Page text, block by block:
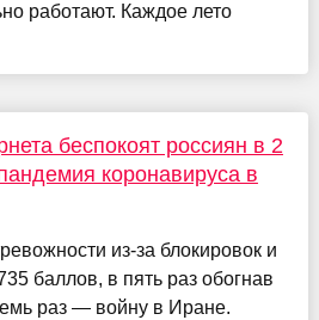
работают. Каждое лето
беспокоят россиян в 2
коронавируса в
из-за блокировок и
баллов, в пять раз обогнав
раз — войну в Иране.